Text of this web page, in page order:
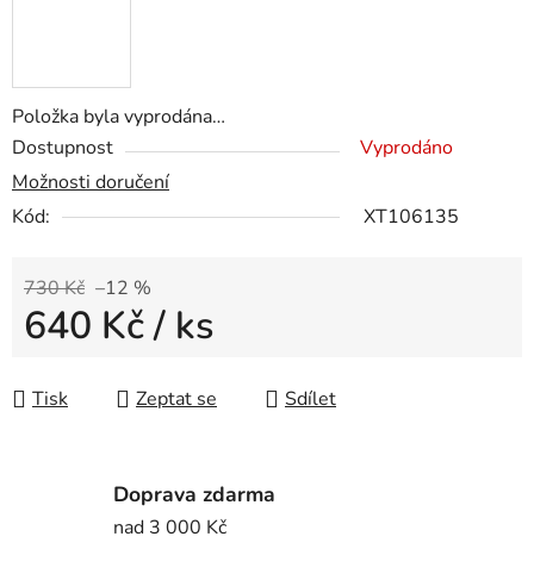
Položka byla vyprodána…
Dostupnost
Vyprodáno
Možnosti doručení
Kód:
XT106135
730 Kč –12 %
640 Kč/ ks
Tisk
Zeptat se Sdílet
Doprava zdarma
nad 3 000 Kč